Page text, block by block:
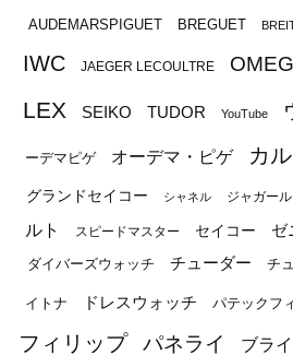
AUDEMARSPIGUET BREGUET
IWC JAEGER LECOULTRE
LEX
SEIKO TUDOR YouTube
ーデマピゲ オーデマ・ピゲ カ
グランドセイコー シャネル ジャガー
ルト
スピードマスター セイコー ゼ
ダイバーズウォッチ チューダー チ
イトナ ドレスウォッチ パテックフ
フィリップ
パネライ ブラ